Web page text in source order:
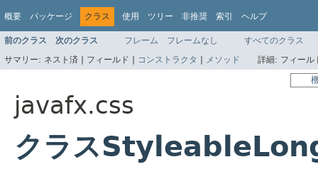
概要 パッケージ クラス 使用 ツリー 非推奨 索引 ヘルプ
前のクラス 次のクラス フレーム フレームなし
すべてのクラス
サマリー: ネスト済 | フィールド | コンストラクタ | メソッド 詳細: フィー
javafx.css
クラス